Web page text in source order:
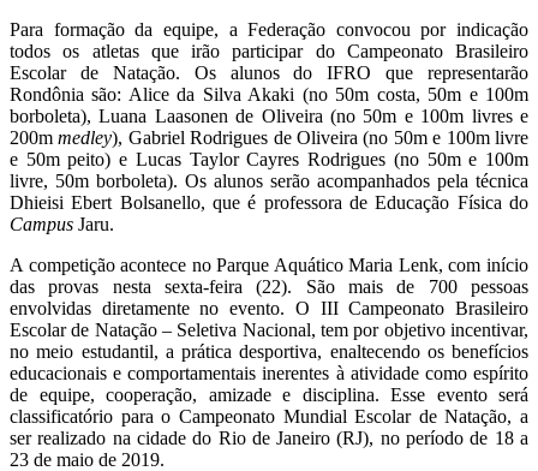
Para formação da equipe, a Federação convocou por indicação
todos os atletas que irão participar do Campeonato Brasileiro
Escolar de Natação. Os alunos do IFRO que representarão
Rondônia são: Alice da Silva Akaki (no 50m costa, 50m e 100m
borboleta), Luana Laasonen de Oliveira (no 50m e 100m livres e
200mmedley), Gabriel Rodrigues de Oliveira (no 50m e 100m livre
e 50m peito) e Lucas Taylor Cayres Rodrigues (no 50m e 100m
livre, 50m borboleta). Os alunos serão acompanhados pela técnica
Dhieisi Ebert Bolsanello, que é professora de Educação Física do
Campus Jaru.
A competição acontece no Parque Aquático Maria Lenk, com início
das provas nesta sexta-feira (22). São mais de 700 pessoas
envolvidas diretamente no evento. O III Campeonato Brasileiro
Escolar de Natação – Seletiva Nacional, tem por objetivo incentivar,
no meio estudantil, a prática desportiva, enaltecendo os benefícios
educacionais e comportamentais inerentes à atividade como espírito
de equipe, cooperação, amizade e disciplina. Esse evento será
classificatório para o Campeonato Mundial Escolar de Natação, a
ser realizado na cidade do Rio de Janeiro (RJ), no período de 18 a
23 de maio de 2019.